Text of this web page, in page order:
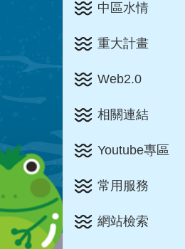
中區水情
重大計畫
Web2.0
相關連結
Youtube專區
常用服務
網站檢索